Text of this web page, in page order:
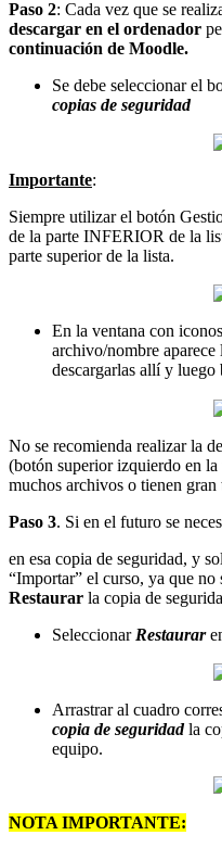
Paso 2: Cada vez que se
descargar en el ordenador
continuación de Moodle.
Se debe seleccionar el
copias de seguridad
Importante:
Siempre utilizar el botón
de la parte INFERIOR de la
parte superior de la lista.
En la ventana con
archivo/nombre
descargarlas allí y luego
No se recomienda realizar la
(botón superior izquierdo en
muchos archivos o tienen gran
Paso 3. Si en el futuro se
en esa copia de seguridad, y
“Importar” el curso, ya que no
Restaurar la copia de
Seleccionar Restaurar
Arrastrar al cuadro
copia de seguridadla
equipo.
NOTA IMPORTANTE: